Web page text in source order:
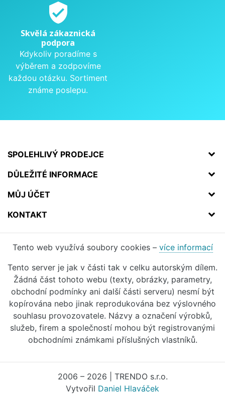
verified_user
Skvělá zákaznická
podpora
Kdykoliv poradíme s
výběrem a zodpovíme
každou otázku. Sortiment
známe poslepu.
SPOLEHLIVÝ PRODEJCE
DŮLEŽITÉ INFORMACE
MŮJ ÚČET
KONTAKT
Tento web využívá soubory cookies – více informací
Tento server je jak v části tak v celku autorským dílem.
Žádná část tohoto webu (texty, obrázky, parametry,
obchodní podmínky ani další části serveru) nesmí být
kopírována nebo jinak reprodukována bez výslovného
souhlasu provozovatele. Názvy a označení výrobků,
služeb, firem a společností mohou být registrovanými
obchodními známkami příslušných vlastníků.
2006 – 2026 | TRENDO s.r.o.
Vytvořil Daniel Hlaváček